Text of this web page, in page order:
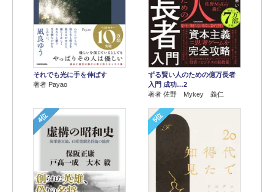
それでも光に手を伸ばす
著者 Payao
ずる賢い人のための億万長者
入門 成功…2
著者 佐野 Mykey 義仁
4位 5位